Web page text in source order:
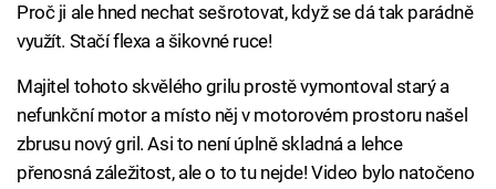
Proč ji ale hned nechat sešrotovat, když se dá tak parádně
využít. Stačí flexa a šikovné ruce!
Majitel tohoto skvělého grilu prostě vymontoval starý a
nefunkční motor a místo něj v motorovém prostoru našel
zbrusu nový gril. Asi to není úplně skladná a lehce
přenosná záležitost, ale o to tu nejde! Video bylo natočeno